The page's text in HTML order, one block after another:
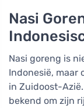
Nasi
Nasi goreng is
Indonesië, maar
in Zuidoost-
bekend om zijn